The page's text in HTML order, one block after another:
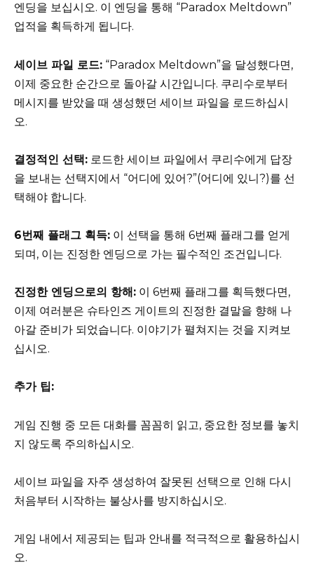
엔딩을 보십시오. 이 엔딩을 통해 “Paradox Meltdown”
업적을 획득하게 됩니다.
세이브 파일 로드: “Paradox Meltdown”을 달성했다면,
이제 중요한 순간으로 돌아갈 시간입니다. 쿠리수로부터
메시지를 받았을 때 생성했던 세이브 파일을 로드하십시
오.
결정적인 선택: 로드한 세이브 파일에서 쿠리수에게 답장
을 보내는 선택지에서 “어디에 있어?”(어디에 있니?)를 선
택해야 합니다.
6번째 플래그 획득: 이 선택을 통해 6번째 플래그를 얻게
되며, 이는 진정한 엔딩으로 가는 필수적인 조건입니다.
진정한 엔딩으로의 항해: 이 6번째 플래그를 획득했다면,
이제 여러분은 슈타인즈 게이트의 진정한 결말을 향해 나
아갈 준비가 되었습니다. 이야기가 펼쳐지는 것을 지켜보
십시오.
추가 팁:
게임 진행 중 모든 대화를 꼼꼼히 읽고, 중요한 정보를 놓치
지 않도록 주의하십시오.
세이브 파일을 자주 생성하여 잘못된 선택으로 인해 다시
처음부터 시작하는 불상사를 방지하십시오.
게임 내에서 제공되는 팁과 안내를 적극적으로 활용하십시
오.